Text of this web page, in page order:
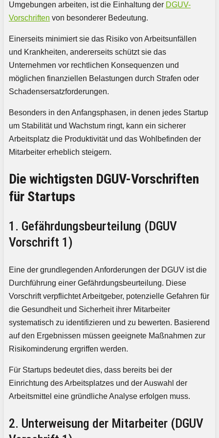
Umgebungen arbeiten, ist die Einhaltung der DGUV-
Vorschriften von besonderer Bedeutung.
Einerseits minimiert sie das Risiko von Arbeitsunfällen
und Krankheiten, andererseits schützt sie das
Unternehmen vor rechtlichen Konsequenzen und
möglichen finanziellen Belastungen durch Strafen oder
Schadensersatzforderungen.
Besonders in den Anfangsphasen, in denen jedes Startup
um Stabilität und Wachstum ringt, kann ein sicherer
Arbeitsplatz die Produktivität und das Wohlbefinden der
Mitarbeiter erheblich steigern.
Die wichtigsten DGUV-Vorschriften
für Startups
1. Gefährdungsbeurteilung (DGUV
Vorschrift 1)
Eine der grundlegenden Anforderungen der DGUV ist die
Durchführung einer Gefährdungsbeurteilung. Diese
Vorschrift verpflichtet Arbeitgeber, potenzielle Gefahren für
die Gesundheit und Sicherheit ihrer Mitarbeiter
systematisch zu identifizieren und zu bewerten. Basierend
auf den Ergebnissen müssen geeignete Maßnahmen zur
Risikominderung ergriffen werden.
Für Startups bedeutet dies, dass bereits bei der
Einrichtung des Arbeitsplatzes und der Auswahl der
Arbeitsmittel eine gründliche Analyse erfolgen muss.
2. Unterweisung der Mitarbeiter (DGUV